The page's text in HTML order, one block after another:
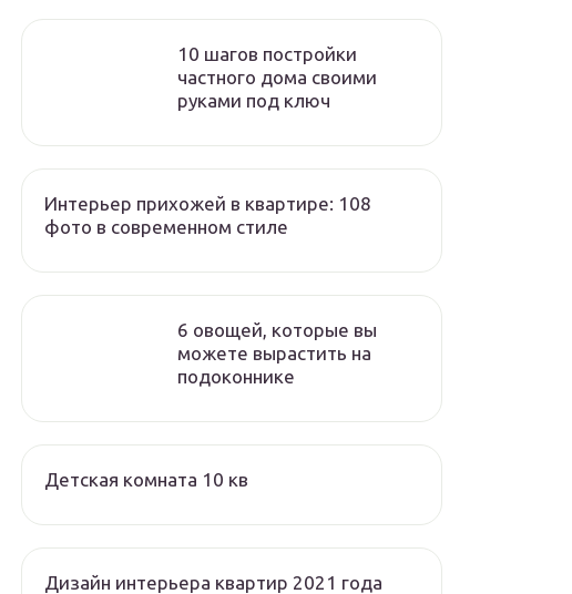
10 шагов постройки
частного дома своими
руками под ключ
Интерьер прихожей в квартире: 108
фото в современном стиле
6 овощей, которые вы
можете вырастить на
подоконнике
Детская комната 10 кв
Дизайн интерьера квартир 2021 года